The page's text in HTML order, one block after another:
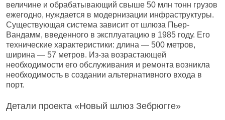
величине и обрабатывающий свыше 50 млн тонн грузов
ежегодно, нуждается в модернизации инфраструктуры.
Существующая система зависит от шлюза Пьер-
Вандамм, введенного в эксплуатацию в 1985 году. Его
технические характеристики: длина — 500 метров,
ширина — 57 метров. Из-за возрастающей
необходимости его обслуживания и ремонта возникла
необходимость в создании альтернативного входа в
порт.
Детали проекта «Новый шлюз Зебрюгге»